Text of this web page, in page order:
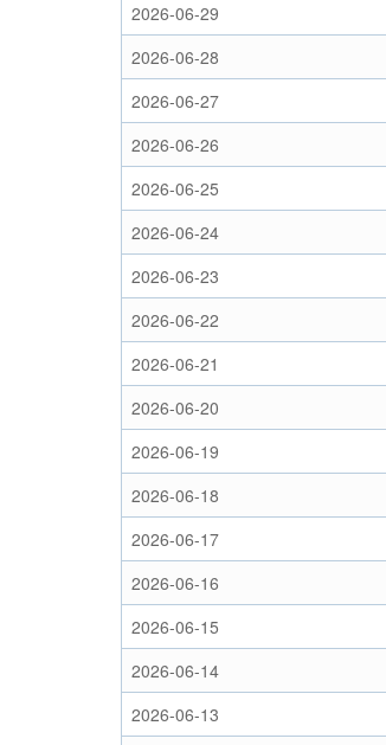
2026-06-29
2026-06-28
2026-06-27
2026-06-26
2026-06-25
2026-06-24
2026-06-23
2026-06-22
2026-06-21
2026-06-20
2026-06-19
2026-06-18
2026-06-17
2026-06-16
2026-06-15
2026-06-14
2026-06-13